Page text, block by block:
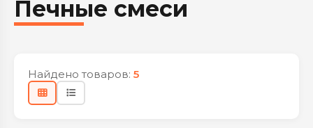
Печные смеси
Найдено товаров: 5